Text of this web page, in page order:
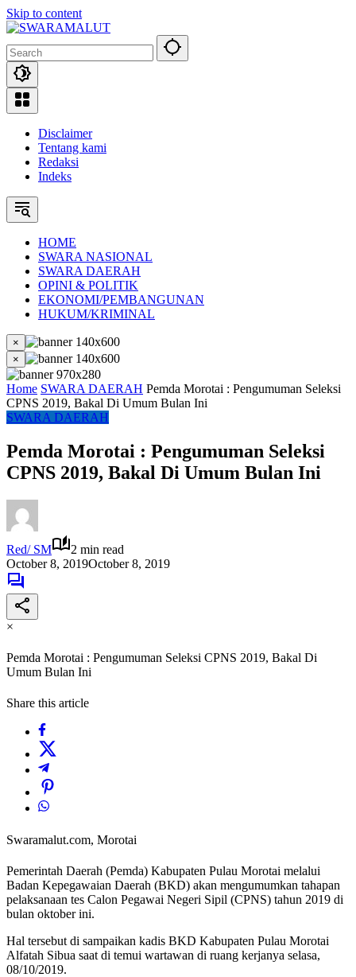
Skip to content
Disclaimer
Tentang kami
Redaksi
Indeks
HOME
SWARA NASIONAL
SWARA DAERAH
OPINI & POLITIK
EKONOMI/PEMBANGUNAN
HUKUM/KRIMINAL
×
×
Home SWARA DAERAH Pemda Morotai : Pengumuman Seleksi
CPNS 2019, Bakal Di Umum Bulan Ini
SWARA DAERAH
Pemda Morotai : Pengumuman Seleksi
CPNS 2019, Bakal Di Umum Bulan Ini
Red/ SM
2 min read
October 8, 2019October 8, 2019
×
Pemda Morotai : Pengumuman Seleksi CPNS 2019, Bakal Di
Umum Bulan Ini
Share this article
Swaramalut.com, Morotai
Pemerintah Daerah (Pemda) Kabupaten Pulau Morotai melalui
Badan Kepegawaian Daerah (BKD) akan mengumumkan tahapan
pelaksanaan tes Calon Pegawai Negeri Sipil (CPNS) tahun 2019 di
bulan oktober ini.
Hal tersebut di sampaikan kadis BKD Kabupaten Pulau Morotai
Alfatah Sibua saat di temui wartawan di ruang kerjanya selasa,
08/10/2019.